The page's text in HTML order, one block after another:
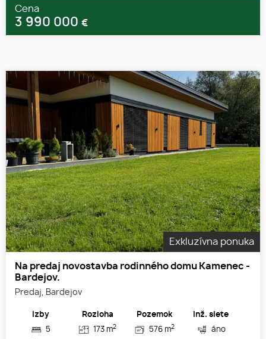
Cena
3 990 000 €
Exkluzívna ponuka
Na predaj novostavba rodinného domu Kamenec -
Bardejov.
Predaj, Bardejov
Izby
5
Rozloha
173 m2
Pozemok
576 m2
Inž. siete
áno